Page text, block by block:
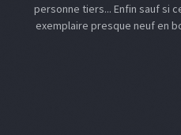
personne tiers... Enfin sauf si
exemplaire presque neuf en